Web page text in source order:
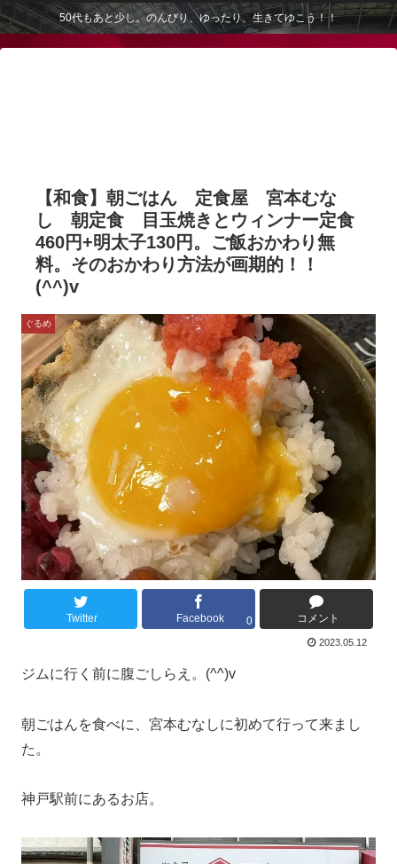
50代もあと少し。のんびり、ゆったり、生きてゆこう！！
【和食】朝ごはん 定食屋 宮本むな
し 朝定食 目玉焼きとウィンナー定食
460円+明太子130円。ご飯おかわり無
料。そのおかわり方法が画期的！！
(^^)v
ぐるめ
Twitter Facebook 0 コメント
2023.05.12
ジムに行く前に腹ごしらえ。(^^)v
朝ごはんを食べに、宮本むなしに初めて行って来まし
た。
神戸駅前にあるお店。